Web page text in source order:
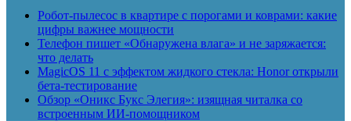
Робот-пылесос в квартире с порогами и коврами: какие
цифры важнее мощности
Телефон пишет «Обнаружена влага» и не заряжается:
что делать
MagicOS 11 с эффектом жидкого стекла: Honor открыли
бета-тестирование
Обзор «Оникс Букс Элегия»: изящная читалка со
встроенным ИИ-помощником